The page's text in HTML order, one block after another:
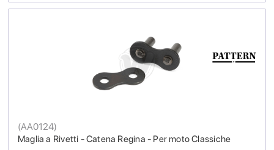
Maglia a Rivetti - Catena Regina - Per moto Classiche
(AA0124)